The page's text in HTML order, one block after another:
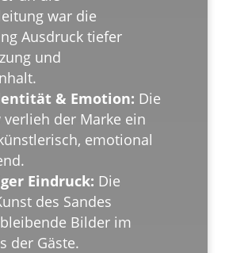
war die
Ausdruck tiefer
und
& Emotion: Die
verlieh der Marke ein
emotional
Eindruck: Die
des Sandes
Bilder im
der Gäste.